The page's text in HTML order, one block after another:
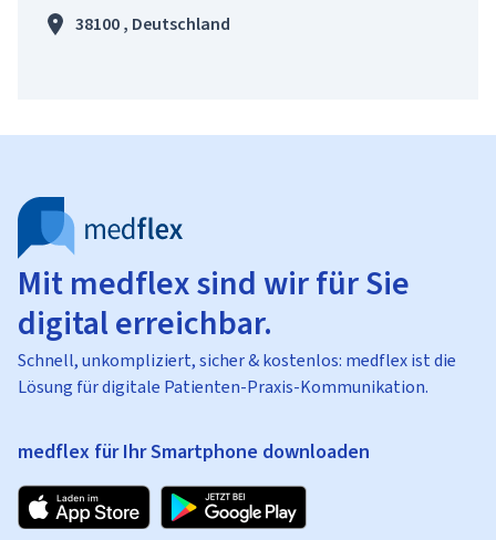
38100 , Deutschland
Mit medflex sind wir für Sie
digital erreichbar.
Schnell, unkompliziert, sicher & kostenlos: medflex ist die
Lösung für digitale Patienten-Praxis-Kommunikation.
medflex für Ihr Smartphone downloaden